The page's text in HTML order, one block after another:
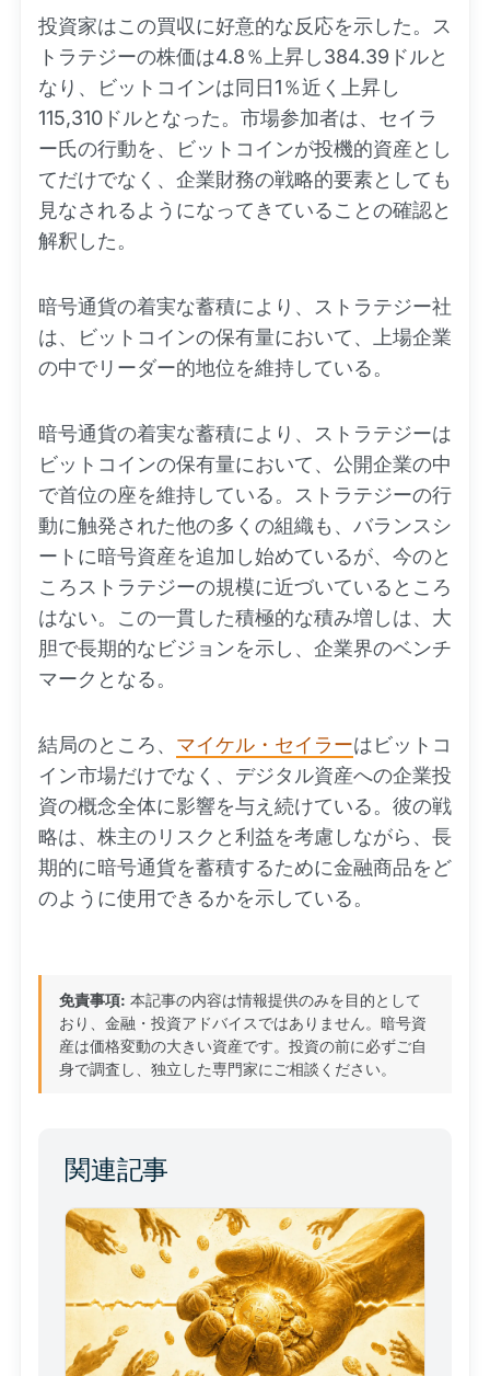
投資家はこの買収に好意的な反応を示した。ス
トラテジーの株価は4.8％上昇し384.39ドルと
なり、ビットコインは同日1％近く上昇し
115,310ドルとなった。市場参加者は、セイラ
ー氏の行動を、ビットコインが投機的資産とし
てだけでなく、企業財務の戦略的要素としても
見なされるようになってきていることの確認と
解釈した。
暗号通貨の着実な蓄積により、ストラテジー社
は、ビットコインの保有量において、上場企業
の中でリーダー的地位を維持している。
暗号通貨の着実な蓄積により、ストラテジーは
ビットコインの保有量において、公開企業の中
で首位の座を維持している。ストラテジーの行
動に触発された他の多くの組織も、バランスシ
ートに暗号資産を追加し始めているが、今のと
ころストラテジーの規模に近づいているところ
はない。この一貫した積極的な積み増しは、大
胆で長期的なビジョンを示し、企業界のベンチ
マークとなる。
結局のところ、 マイケル・セイラーはビットコ
イン市場だけでなく、デジタル資産への企業投
資の概念全体に影響を与え続けている。彼の戦
略は、株主のリスクと利益を考慮しながら、長
期的に暗号通貨を蓄積するために金融商品をど
のように使用できるかを示している。
免責事項: 本記事の内容は情報提供のみを目的として
おり、金融・投資アドバイスではありません。暗号資
産は価格変動の大きい資産です。投資の前に必ずご自
身で調査し、独立した専門家にご相談ください。
関連記事